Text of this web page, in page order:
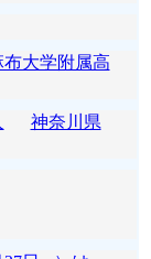
大学附属高
神奈川県